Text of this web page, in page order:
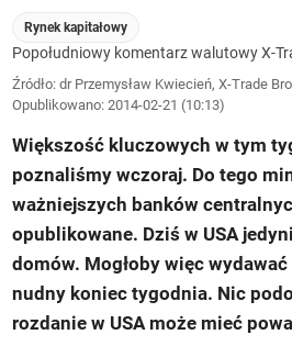
Rynek kapitałowy
Popołudniowy komentarz walutowy X-
Źródło: dr Przemysław Kwiecień, X-Trade
Opublikowano:2014-02-21 (10:13)
Większość kluczowych w tym
poznaliśmy wczoraj. Do tego
ważniejszych banków
opublikowane. Dziś w USA
domów. Mogłoby więc
nudny koniec tygodnia. Nic
rozdanie w USA może mieć